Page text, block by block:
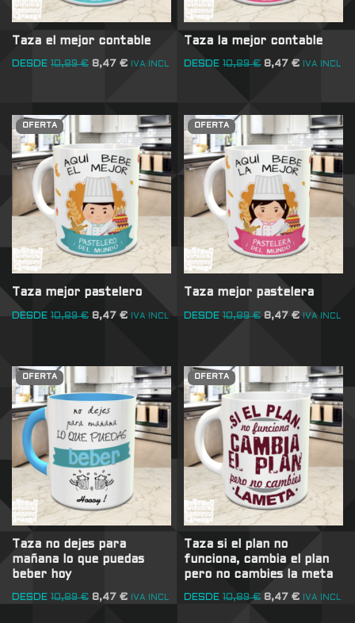
Taza el mejor contable
DESDE 10,89€ 8,47 € IVA INCL
Taza la mejor contable
DESDE 10,89€ 8,47€ IVA INCL
OFERTA
Taza mejor pastelero
DESDE 10,89€ 8,47 € IVA INCL
OFERTA
Taza mejor pastelera
DESDE 10,89€ 8,47€ IVA INCL
OFERTA
Taza no dejes para
mañana lo que puedas
beber hoy
DESDE 10,89€ 8,47 € IVA INCL
OFERTA
Taza si el plan no
funciona, cambia el plan
pero no cambies la meta
DESDE 10,89€ 8,47€ IVA INCL